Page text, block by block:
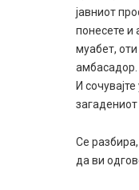
јавниот
понесете и
муабет,
амбасадор.
И
Се
да ви